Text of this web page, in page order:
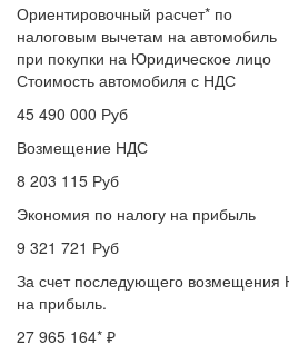
Ориентировочный расчет* по
налоговым вычетам на автомобиль
при покупки на Юридическое лицо
Стоимость автомобиля с НДС
45 490 000 Руб
Возмещение НДС
8 203 115 Руб
Экономия по налогу на прибыль
9 321 721 Руб
За счет последующего возмещения
на прибыль.
27 965 164* ₽